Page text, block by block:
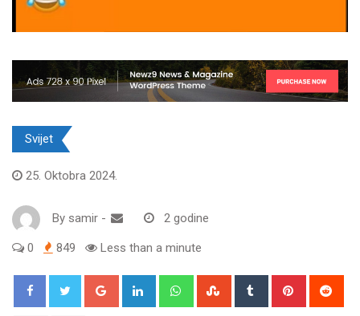
Svijet
25. Oktobra 2024.
By samir - 2 godine
0 849 Less than a minute
Google+ LinkedIn WhatsappStumbleUpon
Tumblr Pinterest